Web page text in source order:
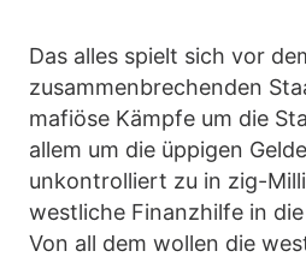
Das alles spielt sich vor
zusammenbrechenden
mafiöse Kämpfe um die
allem um die üppigen
unkontrolliert zu in zig-
westliche Finanzhilfe in
Von all dem wollen die